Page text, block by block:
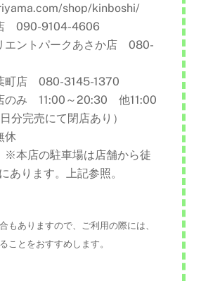
shop/kinboshi/
090-9104-4606
パークあさか店 080-
080-3145-1370
のみ 11:00～20:30 他11:00
分完売にて閉店あり）
休
本店の駐車場は店舗から徒
あります。上記参照。
もありますので、ご利用の際には、
ことをおすすめします。